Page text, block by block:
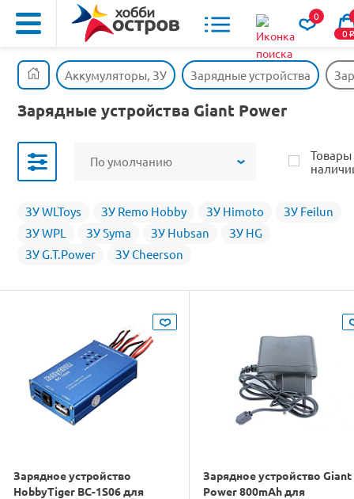
0
0o
Аккумуляторы, ЗУ Зарядные устройства
Зарядные устройства Giant Power
По умолчанию
Товары
ЗУ WLToys ЗУ Remo Hobby ЗУ Himoto
ЗУ Feilun
ЗУ WPL
ЗУ Syma ЗУ Hubsan
ЗУ HG
ЗУ G.T.Power
ЗУ Cheerson
Зарядное устройство
HobbyTiger BC-1S06 для
Зарядное устройство Giant
Power 800mAh для